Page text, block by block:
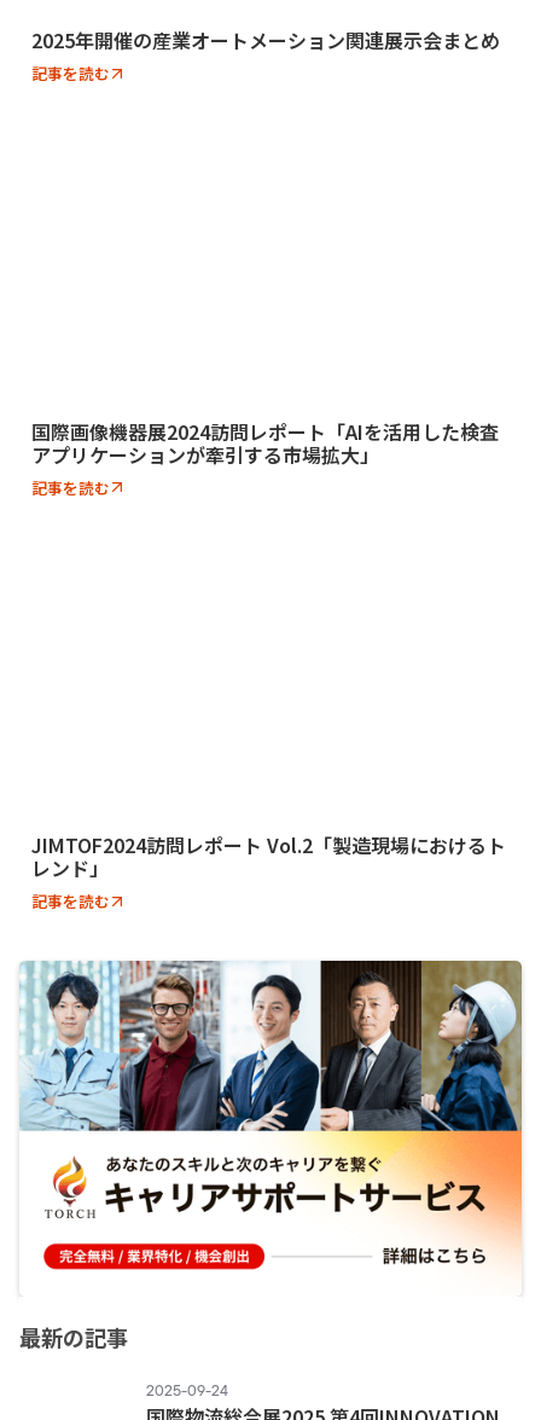
2025年開催の産業オートメーション関連展示会まとめ
記事を読む
国際画像機器展2024訪問レポート「AIを活用した検査
アプリケーションが牽引する市場拡大」
記事を読む
JIMTOF2024訪問レポート Vol.2「製造現場におけるト
レンド」
記事を読む
最新の記事
2025-09-24